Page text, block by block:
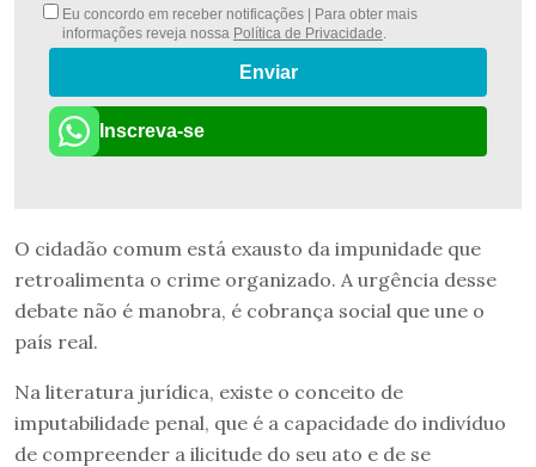
Eu concordo em receber notificações | Para obter mais
informações reveja nossa Política de Privacidade.
Enviar
Inscreva-se
O cidadão comum está exausto da impunidade que
retroalimenta o crime organizado. A urgência desse
debate não é manobra, é cobrança social que une o
país real.
Na literatura jurídica, existe o conceito de
imputabilidade penal, que é a capacidade do indivíduo
de compreender a ilicitude do seu ato e de se